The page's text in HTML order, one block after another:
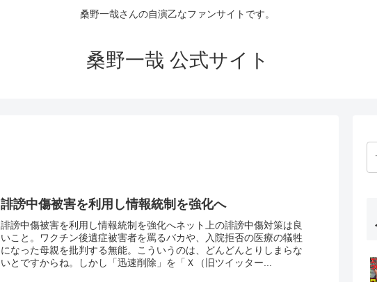
桑野一哉さんの自演乙なファンサイトです。
桑野一哉 公式サイト
誹謗中傷被害を利用し情報統制を強化へ
誹謗中傷被害を利用し情報統制を強化へネット上の誹謗中傷対策は良
いこと。ワクチン後遺症被害者を罵るバカや、入院拒否の医療の犠牲
になった母親を批判する無能。こういうのは、どんどんとりしまらな
いとですからね。しかし「迅速削除」を「Ｘ（旧ツイッター...